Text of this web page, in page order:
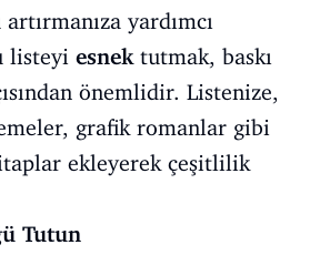
yardımcı
listeyi esnektutmak, baskı
önemlidir. Listenize,
grafik romanlar gibi
ekleyerek çeşitlilik
Tutun